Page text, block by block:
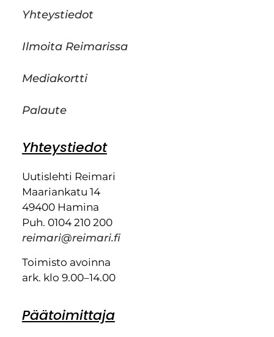
Yhteystiedot
Ilmoita Reimarissa
Mediakortti
Palaute
Yhteystiedot
Uutislehti Reimari
Maariankatu 14
49400 Hamina
Puh. 0104 210 200
reimari@reimari.fi
Toimisto avoinna
ark. klo 9.00–14.00
Päätoimittaja